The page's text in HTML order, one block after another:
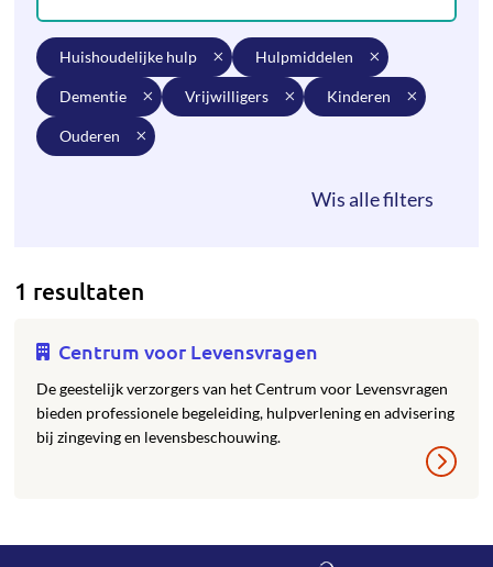
huishoudelijke hulp hulpmiddelen
dementie vrijwilligers kinderen
ouderen
1 resultaten
Centrum voor Levensvragen
De geestelijk verzorgers van het Centrum voor Levensvragen
bieden professionele begeleiding, hulpverlening en advisering
bij zingeving en levensbeschouwing.